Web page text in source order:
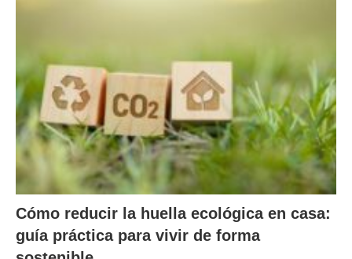
Cómo reducir la huella ecológica en casa:
guía práctica para vivir de forma